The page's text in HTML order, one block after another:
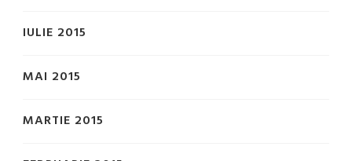
IULIE 2015
MAI 2015
MARTIE 2015